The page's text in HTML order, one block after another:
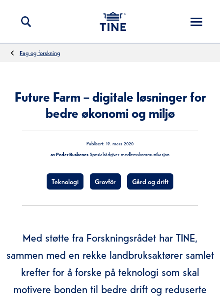
Fag og forskning
Future Farm – digitale løsninger for
bedre økonomi og miljø
Publisert: 19. mars 2020
av Peder Buskenes Spesialrådgiver medlemskommunikasjon
Teknologi Grovfôr Gård og drift
Med støtte fra Forskningsrådet har TINE,
sammen med en rekke landbruksaktører samlet
krefter for å forske på teknologi som skal
motivere bonden til bedre drift og reduserte